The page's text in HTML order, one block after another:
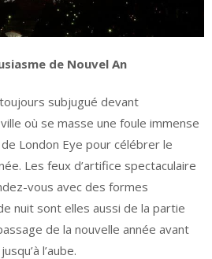
de Nouvel An
subjugué devant
où se masse une foule immense
London Eye pour célébrer le
Les feux d’artifice spectaculaire
vous avec des formes
nuit sont elles aussi de la partie
de la nouvelle année avant
l’aube.